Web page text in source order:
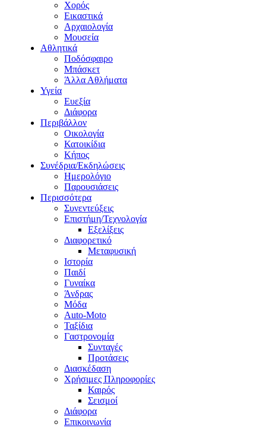
Χορός
Εικαστικά
Αρχαιολογία
Μουσεία
Αθλητικά
Ποδόσφαιρο
Μπάσκετ
Άλλα Αθλήματα
Υγεία
Ευεξία
Διάφορα
Περιβάλλον
Οικολογία
Κατοικίδια
Κήπος
Συνέδρια/Εκδηλώσεις
Ημερολόγιο
Παρουσιάσεις
Περισσότερα
Συνεντεύξεις
Επιστήμη/Τεχνολογία
Εξελίξεις
Διαφορετικό
Μεταφυσική
Ιστορία
Παιδί
Γυναίκα
Άνδρας
Μόδα
Auto-Moto
Ταξίδια
Γαστρονομία
Συνταγές
Προτάσεις
Διασκέδαση
Χρήσιμες Πληροφορίες
Καιρός
Σεισμοί
Διάφορα
Επικοινωνία